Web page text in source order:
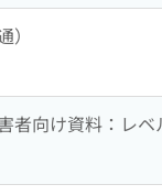
者向け資料：レベ